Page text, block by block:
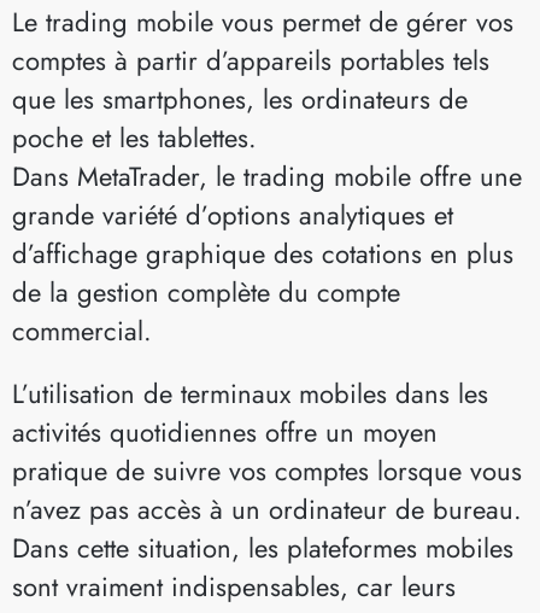
Le trading mobile vous permet de gérer vos
comptes à partir d’appareils portables tels
que les smartphones, les ordinateurs de
poche et les tablettes.
Dans MetaTrader, le trading mobile offre une
grande variété d’options analytiques et
d’affichage graphique des cotations en plus
de la gestion complète du compte
commercial.
L’utilisation de terminaux mobiles dans les
activités quotidiennes offre un moyen
pratique de suivre vos comptes lorsque vous
n’avez pas accès à un ordinateur de bureau.
Dans cette situation, les plateformes mobiles
sont vraiment indispensables, car leurs